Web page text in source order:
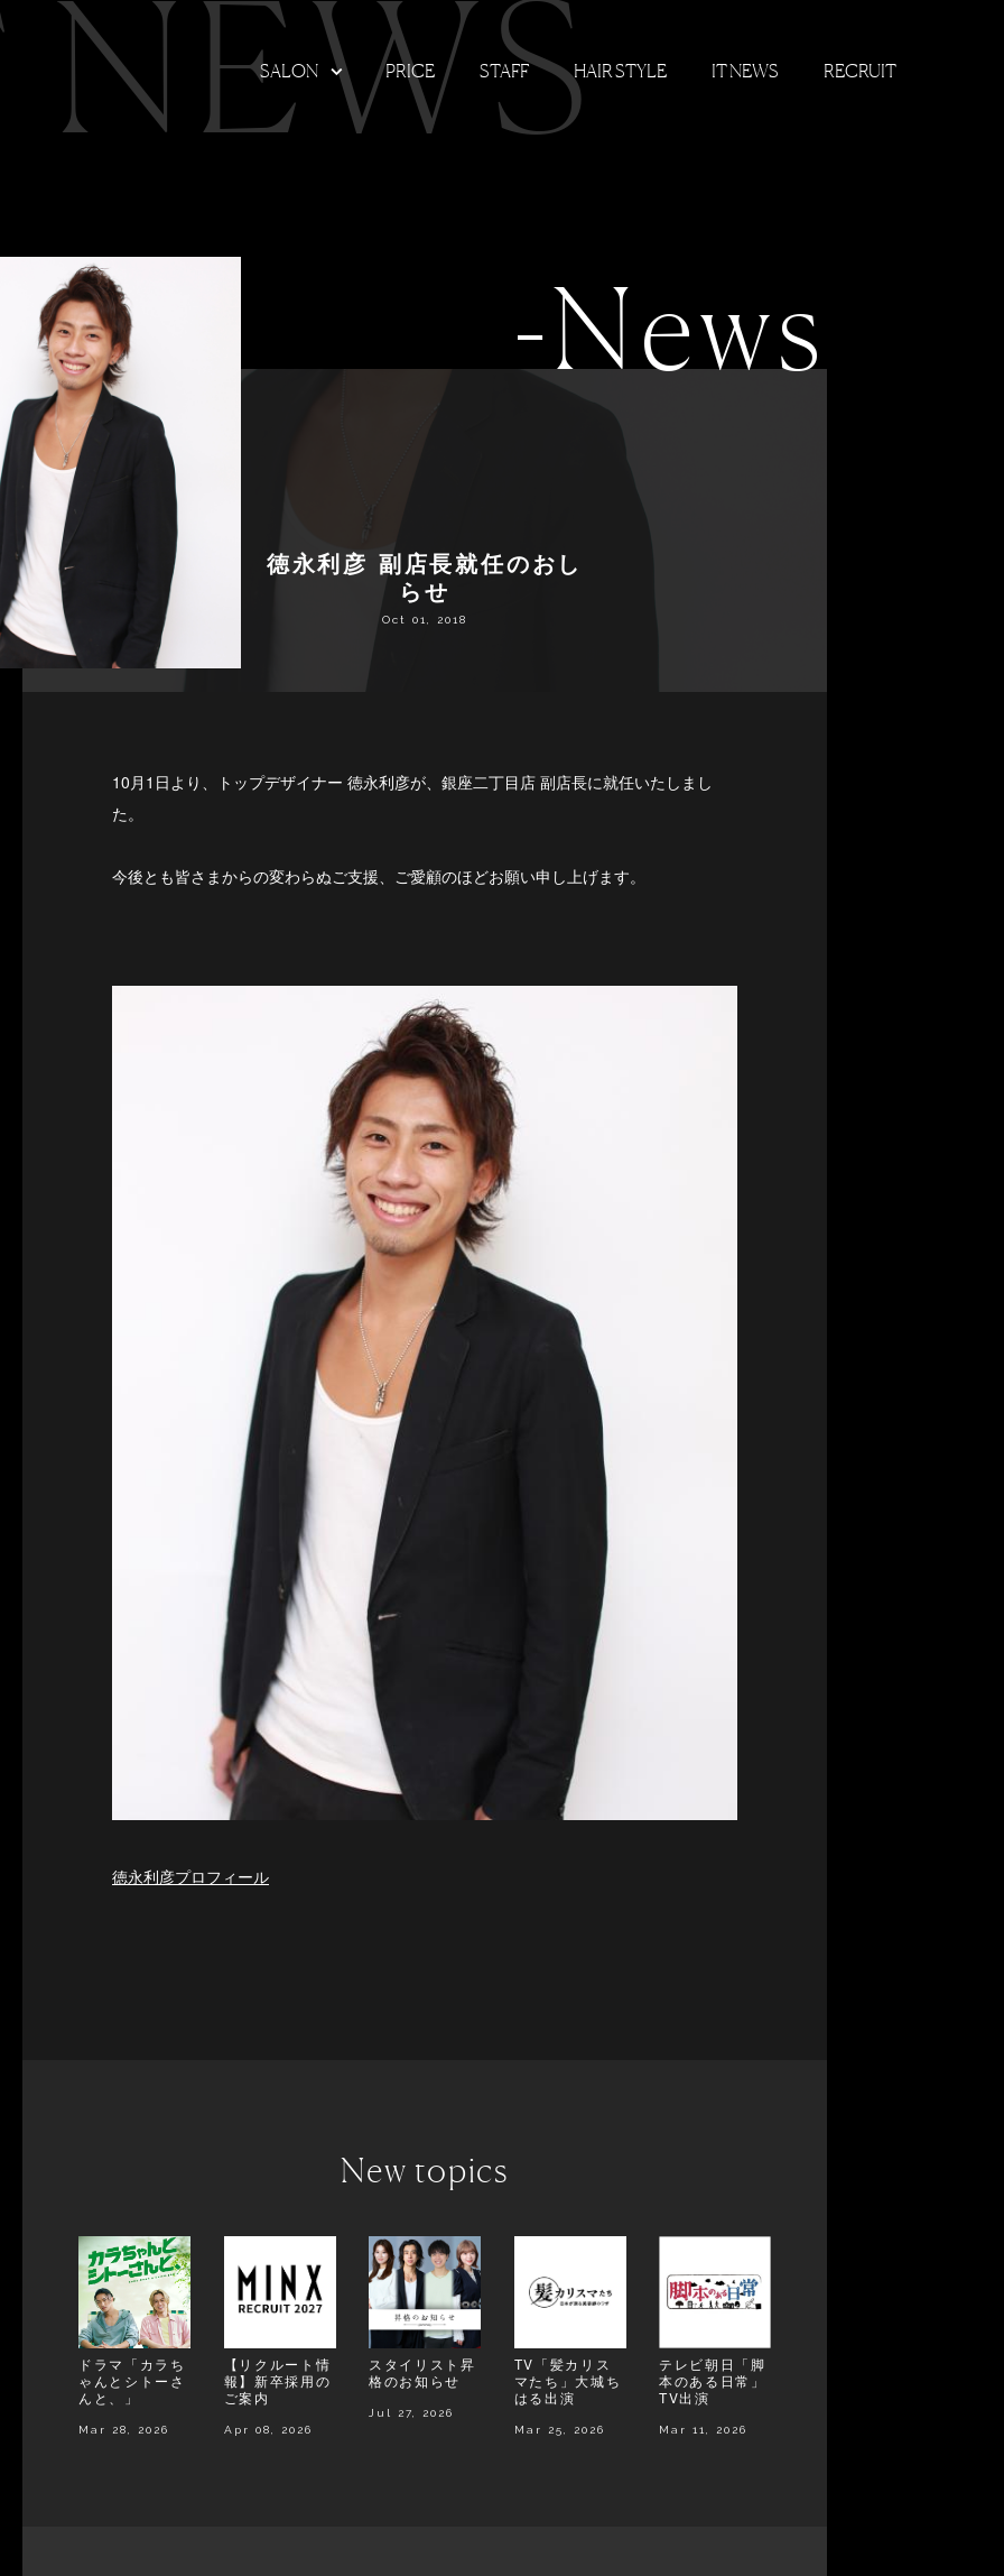
SALON PRICE STAFF HAIR STYLE IT NEWS RECRUIT
NEWS
-News
徳永利彦 副店長就任のおし
らせ
Oct 01, 2018
10月1日より、トップデザイナー 徳永利彦が、銀座二丁目店 副店長に就任いたしまし
た。
今後とも皆さまからの変わらぬご支援、ご愛顧のほどお願い申し上げます。
徳永利彦プロフィール
New topics
ドラマ「カラち
ゃんとシトーさ
んと、」
Mar 28, 2026
【リクルート情
報】新卒採用の
ご案内
Apr 08, 2026
スタイリスト昇
格のお知らせ
Jul 27, 2026
TV「髪カリス
マたち」大城ち
はる出演
Mar 25, 2026
テレビ朝日「脚
本のある日常」
TV出演
Mar 11, 2026